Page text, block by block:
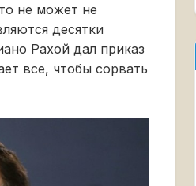
не может не
десятки
Рахой дал приказ
все, чтобы сорвать